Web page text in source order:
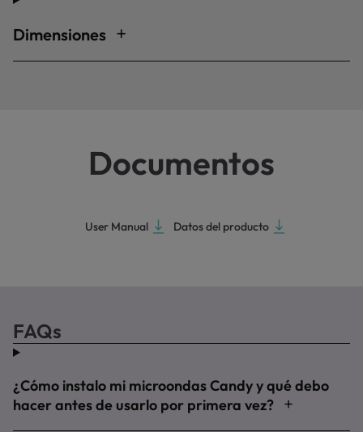
Dimensiones
Documentos
User Manual Datos del producto
FAQs
¿Cómo instalo mi microondas Candy y qué debo
hacer antes de usarlo por primera vez?